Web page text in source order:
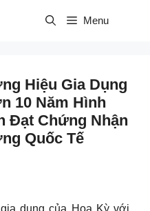
Menu
Hiệu Gia Dụng
10 Năm Hình
Đạt Chứng Nhận
Quốc Tế
dụng của Hoa Kỳ với